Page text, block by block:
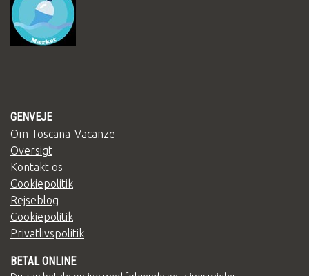
GENVEJE
Om Toscana-Vacanze
Oversigt
Kontakt os
Cookiepolitik
Rejseblog
Cookiepolitik
Privatlivspolitik
BETAL ONLINE